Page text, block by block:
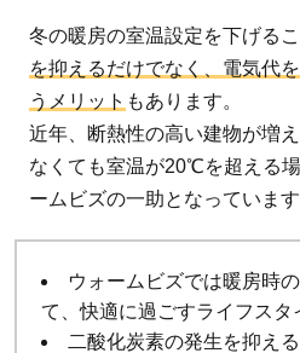
う
ウ
ォ
ー
ム
ビ
の
取
冬の暖房の室温設定を下げるこ
を抑えるだけでなく、電気代
うメリット もあります。
近年、断熱性の高い建物が増
なくても室温が20℃を超える
ームビズの一助となっています
ウォームビズでは暖房時
て、快適に過ごすライフスタ
二酸化炭素の発生を抑え